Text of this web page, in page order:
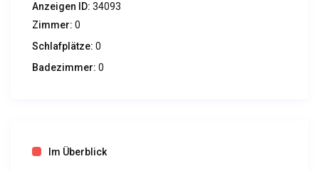
Anzeigen ID: 34093
Zimmer: 0
Schlafplätze: 0
Badezimmer: 0
Im Überblick